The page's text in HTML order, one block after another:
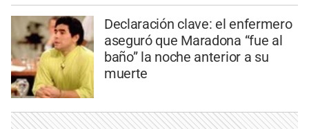
Declaración clave: el enfermero
aseguró que Maradona “fue al
baño” la noche anterior a su
muerte